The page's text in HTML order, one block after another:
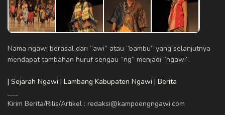
Nama ngawi berasal dari “awi” atau “bambu” yang selanjutnya
mendapat tambahan huruf sengau “ng” menjadi “ngawi”.
| Sejarah Ngawi | Lambang Kabupaten Ngawi | Berita
___
Kirim Berita/Rilis/Artikel : redaksi@kampoengngawi.com